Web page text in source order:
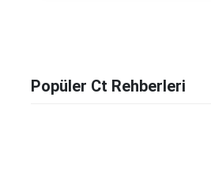
Popüler Ct Rehberleri